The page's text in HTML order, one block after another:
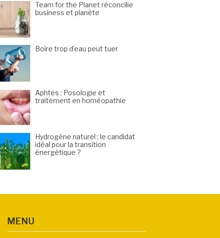
Team for the Planet réconcilie
business et planète
Boire trop d’eau peut tuer
Aphtes : Posologie et
traitement en homéopathie
Hydrogène naturel : le candidat
idéal pour la transition
énergétique ?
MENU